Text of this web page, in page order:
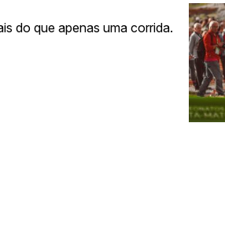
do que apenas uma corrida.